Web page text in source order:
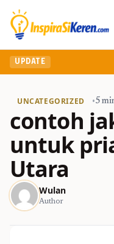
UPDATE
UNCATEGORIZED •5
contoh
untuk
Utara
Wulan
Author